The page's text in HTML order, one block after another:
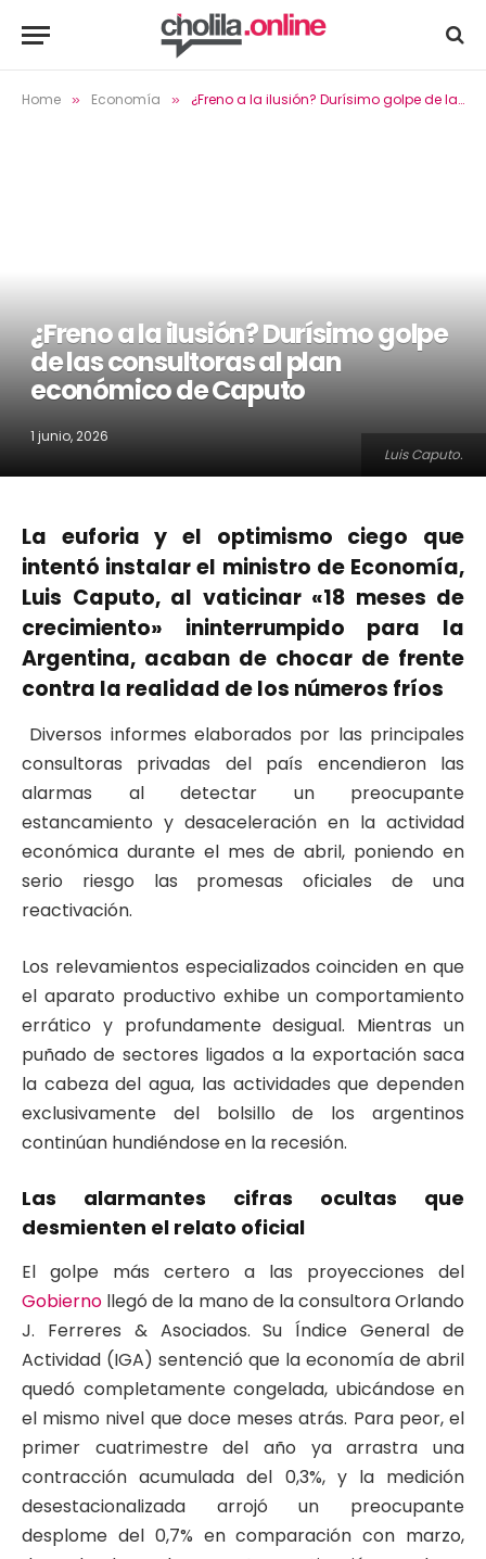
Home » Economía » ¿Freno a la ilusión? Durísimo golpe de las consultoras al plan económico de Caputo
Luis Caputo.
¿Freno a la ilusión? Durísimo golpe
de las consultoras al plan
económico de Caputo
1 junio, 2026
La euforia y el optimismo ciego que
intentó instalar el ministro de Economía,
Luis Caputo, al vaticinar «18 meses de
crecimiento» ininterrumpido para la
Argentina, acaban de chocar de frente
contra la realidad de los números fríos
Diversos informes elaborados por las principales
consultoras privadas del país encendieron las
alarmas al detectar un preocupante
estancamiento y desaceleración en la actividad
económica durante el mes de abril, poniendo en
serio riesgo las promesas oficiales de una
reactivación.
Los relevamientos especializados coinciden en que
el aparato productivo exhibe un comportamiento
errático y profundamente desigual. Mientras un
puñado de sectores ligados a la exportación saca
la cabeza del agua, las actividades que dependen
exclusivamente del bolsillo de los argentinos
continúan hundiéndose en la recesión.
Las alarmantes cifras ocultas que
desmienten el relato oficial
El golpe más certero a las proyecciones del
Gobierno llegó de la mano de la consultora Orlando
J. Ferreres & Asociados. Su Índice General de
Actividad (IGA) sentenció que la economía de abril
quedó completamente congelada, ubicándose en
el mismo nivel que doce meses atrás. Para peor, el
primer cuatrimestre del año ya arrastra una
contracción acumulada del 0,3%, y la medición
desestacionalizada arrojó un preocupante
desplome del 0,7% en comparación con marzo,